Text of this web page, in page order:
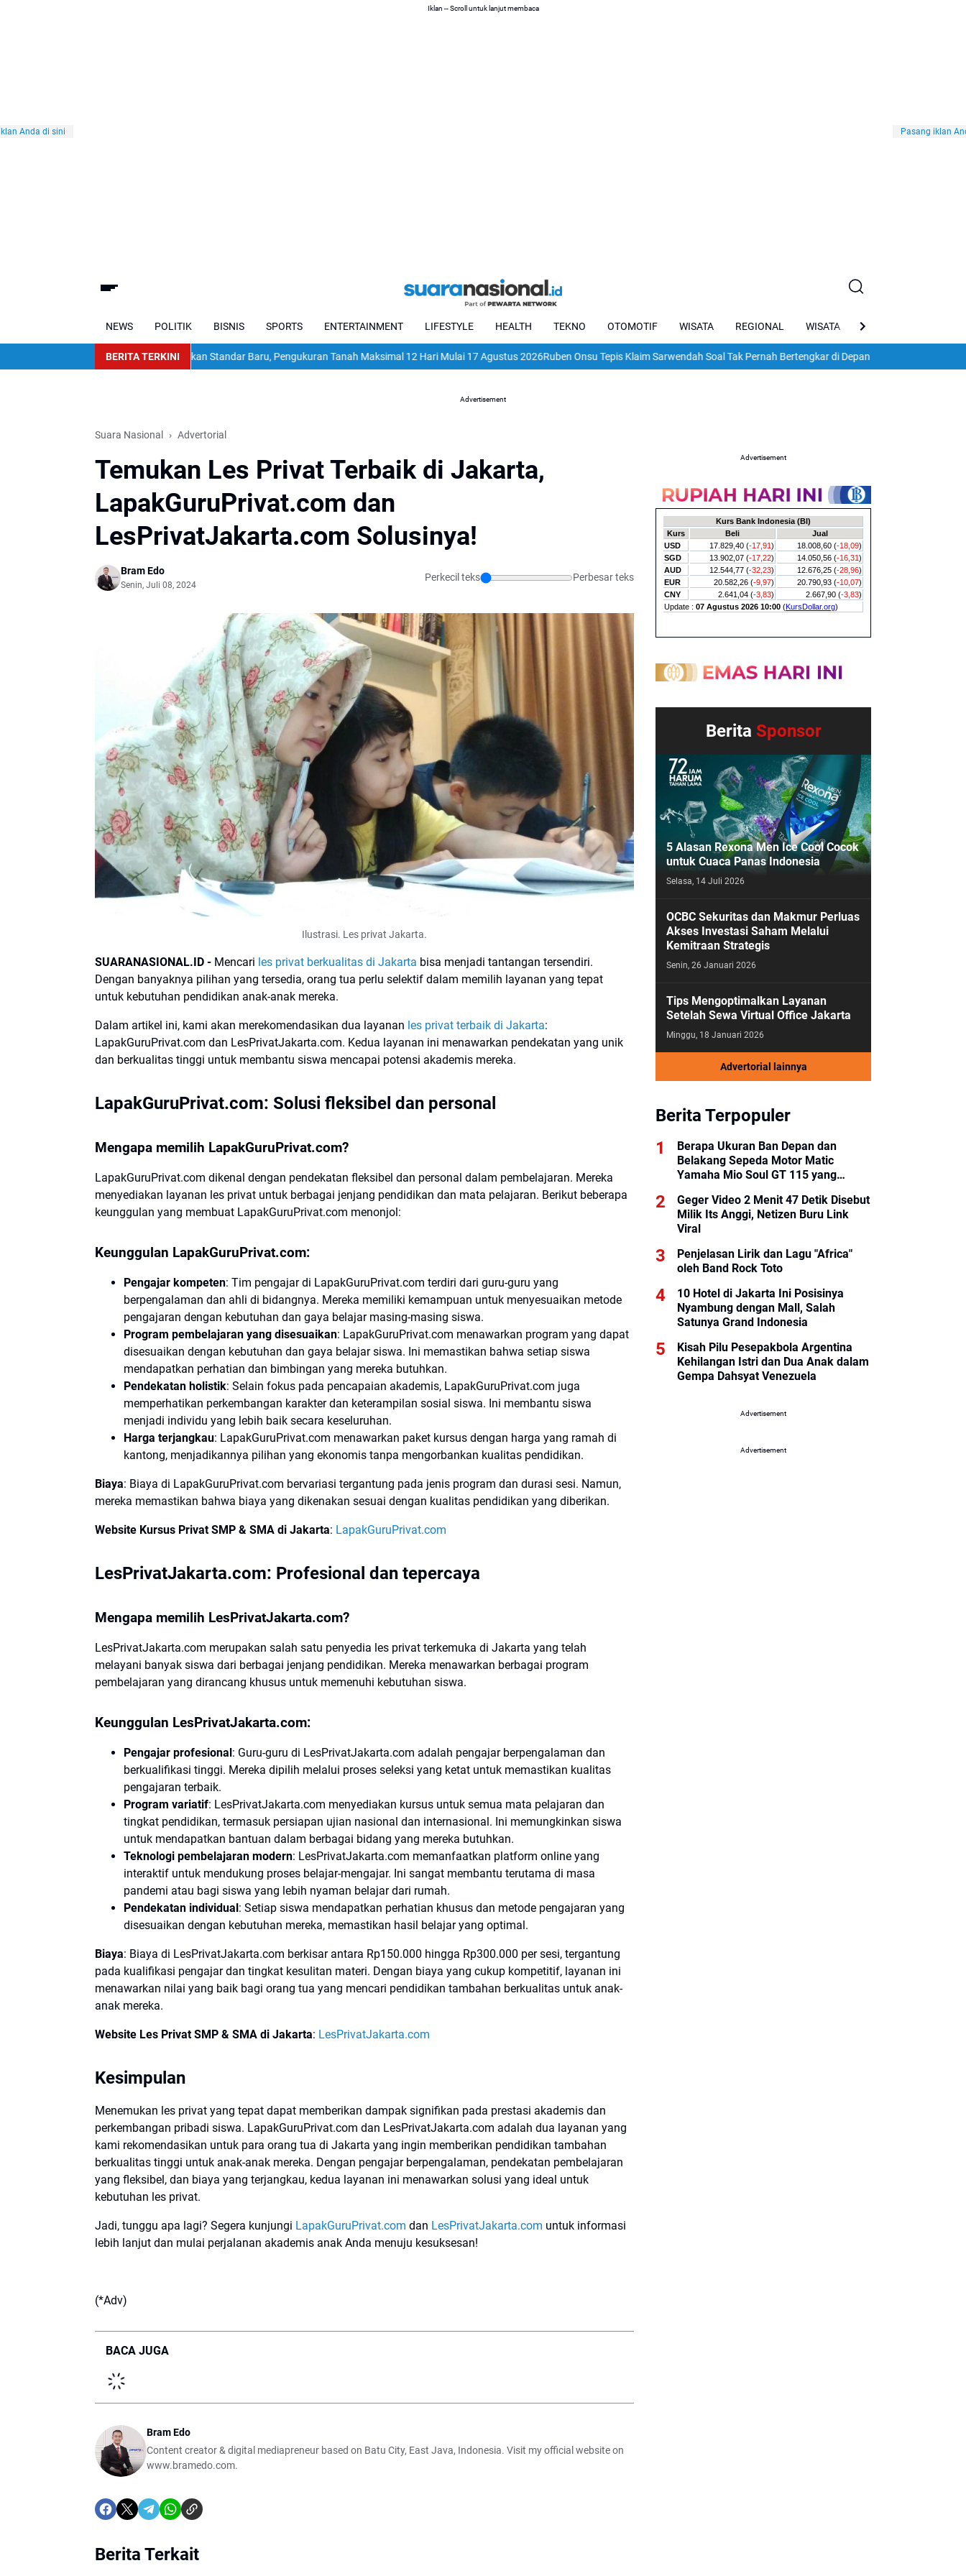
Iklan -- Scroll untuk lanjut membaca
NEWS POLITIK BISNIS SPORTS ENTERTAINMENT LIFESTYLE HEALTH TEKNO OTOMOTIF WISATA REGIONAL WISATA VIRAL
BERITA TERKINI
ATR/BPN Terapkan Standar Baru, Pengukuran Tanah Maksimal 12 Hari Mulai 17 Agustus 2026Ruben Onsu Tepis Klaim Sarwendah Soal Tak Pernah Bertengkar di Depan Anak, Pengacara Tunjukkan
Advertisement
Suara Nasional Advertorial
Temukan Les Privat Terbaik di Jakarta,
LapakGuruPrivat.com dan
LesPrivatJakarta.com Solusinya!
Bram Edo
Senin, Juli 08, 2024
Perkecil teks Perbesar teks
Ilustrasi. Les privat Jakarta.
SUARANASIONAL.ID - Mencari les privat berkualitas di Jakarta bisa menjadi tantangan tersendiri.
Dengan banyaknya pilihan yang tersedia, orang tua perlu selektif dalam memilih layanan yang tepat
untuk kebutuhan pendidikan anak-anak mereka.
Dalam artikel ini, kami akan merekomendasikan dua layanan les privat terbaik di Jakarta:
LapakGuruPrivat.com dan LesPrivatJakarta.com. Kedua layanan ini menawarkan pendekatan yang unik
dan berkualitas tinggi untuk membantu siswa mencapai potensi akademis mereka.
LapakGuruPrivat.com: Solusi fleksibel dan personal
Mengapa memilih LapakGuruPrivat.com?
LapakGuruPrivat.com dikenal dengan pendekatan fleksibel dan personal dalam pembelajaran. Mereka
menyediakan layanan les privat untuk berbagai jenjang pendidikan dan mata pelajaran. Berikut beberapa
keunggulan yang membuat LapakGuruPrivat.com menonjol:
Keunggulan LapakGuruPrivat.com:
Pengajar kompeten: Tim pengajar di LapakGuruPrivat.com terdiri dari guru-guru yang
berpengalaman dan ahli di bidangnya. Mereka memiliki kemampuan untuk menyesuaikan metode
pengajaran dengan kebutuhan dan gaya belajar masing-masing siswa.
Program pembelajaran yang disesuaikan: LapakGuruPrivat.com menawarkan program yang dapat
disesuaikan dengan kebutuhan dan gaya belajar siswa. Ini memastikan bahwa setiap siswa
mendapatkan perhatian dan bimbingan yang mereka butuhkan.
Pendekatan holistik: Selain fokus pada pencapaian akademis, LapakGuruPrivat.com juga
memperhatikan perkembangan karakter dan keterampilan sosial siswa. Ini membantu siswa
menjadi individu yang lebih baik secara keseluruhan.
Harga terjangkau: LapakGuruPrivat.com menawarkan paket kursus dengan harga yang ramah di
kantong, menjadikannya pilihan yang ekonomis tanpa mengorbankan kualitas pendidikan.
Biaya: Biaya di LapakGuruPrivat.com bervariasi tergantung pada jenis program dan durasi sesi. Namun,
mereka memastikan bahwa biaya yang dikenakan sesuai dengan kualitas pendidikan yang diberikan.
Website Kursus Privat SMP & SMA di Jakarta: LapakGuruPrivat.com
LesPrivatJakarta.com: Profesional dan tepercaya
Mengapa memilih LesPrivatJakarta.com?
LesPrivatJakarta.com merupakan salah satu penyedia les privat terkemuka di Jakarta yang telah
melayani banyak siswa dari berbagai jenjang pendidikan. Mereka menawarkan berbagai program
pembelajaran yang dirancang khusus untuk memenuhi kebutuhan siswa.
Keunggulan LesPrivatJakarta.com:
Pengajar profesional: Guru-guru di LesPrivatJakarta.com adalah pengajar berpengalaman dan
berkualifikasi tinggi. Mereka dipilih melalui proses seleksi yang ketat untuk memastikan kualitas
pengajaran terbaik.
Program variatif: LesPrivatJakarta.com menyediakan kursus untuk semua mata pelajaran dan
tingkat pendidikan, termasuk persiapan ujian nasional dan internasional. Ini memungkinkan siswa
untuk mendapatkan bantuan dalam berbagai bidang yang mereka butuhkan.
Teknologi pembelajaran modern: LesPrivatJakarta.com memanfaatkan platform online yang
interaktif untuk mendukung proses belajar-mengajar. Ini sangat membantu terutama di masa
pandemi atau bagi siswa yang lebih nyaman belajar dari rumah.
Pendekatan individual: Setiap siswa mendapatkan perhatian khusus dan metode pengajaran yang
disesuaikan dengan kebutuhan mereka, memastikan hasil belajar yang optimal.
Biaya: Biaya di LesPrivatJakarta.com berkisar antara Rp150.000 hingga Rp300.000 per sesi, tergantung
pada kualifikasi pengajar dan tingkat kesulitan materi. Dengan biaya yang cukup kompetitif, layanan ini
menawarkan nilai yang baik bagi orang tua yang mencari pendidikan tambahan berkualitas untuk anak-
anak mereka.
Website Les Privat SMP & SMA di Jakarta: LesPrivatJakarta.com
Kesimpulan
Menemukan les privat yang tepat dapat memberikan dampak signifikan pada prestasi akademis dan
perkembangan pribadi siswa. LapakGuruPrivat.com dan LesPrivatJakarta.com adalah dua layanan yang
kami rekomendasikan untuk para orang tua di Jakarta yang ingin memberikan pendidikan tambahan
berkualitas tinggi untuk anak-anak mereka. Dengan pengajar berpengalaman, pendekatan pembelajaran
yang fleksibel, dan biaya yang terjangkau, kedua layanan ini menawarkan solusi yang ideal untuk
kebutuhan les privat.
Jadi, tunggu apa lagi? Segera kunjungi LapakGuruPrivat.com dan LesPrivatJakarta.com untuk informasi
lebih lanjut dan mulai perjalanan akademis anak Anda menuju kesuksesan!
(*Adv)
BACA JUGA
Bram Edo
Content creator & digital mediapreneur based on Batu City, East Java, Indonesia. Visit my official website on
www.bramedo.com.
Berita Terkait
Advertisement
Berita Sponsor
5 Alasan Rexona Men Ice Cool Cocok
untuk Cuaca Panas Indonesia
Selasa, 14 Juli 2026
OCBC Sekuritas dan Makmur Perluas
Akses Investasi Saham Melalui
Kemitraan Strategis
Senin, 26 Januari 2026
Tips Mengoptimalkan Layanan
Setelah Sewa Virtual Office Jakarta
Minggu, 18 Januari 2026
Advertorial lainnya
Berita Terpopuler
Berapa Ukuran Ban Depan dan
Belakang Sepeda Motor Matic
Yamaha Mio Soul GT 115 yang
Geger Video 2 Menit 47 Detik Disebut
Milik Its Anggi, Netizen Buru Link
Viral
Penjelasan Lirik dan Lagu "Africa"
oleh Band Rock Toto
10 Hotel di Jakarta Ini Posisinya
Nyambung dengan Mall, Salah
Satunya Grand Indonesia
Kisah Pilu Pesepakbola Argentina
Kehilangan Istri dan Dua Anak dalam
Gempa Dahsyat Venezuela
Advertisement
Advertisement
Anda di sini Pasang iklan